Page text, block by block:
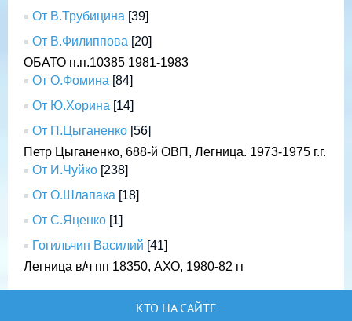
От В.Трубицина [39]
От В.Филиппова [20]
ОБАТО п.п.10385 1981-1983
От О.Фомина [84]
От Ю.Хорина [14]
От П.Цыганенко [56]
Петр Цыганенко, 688-й ОВП, Легница. 1973-1975 г.г.
От И.Чуйко [238]
От О.Шлапака [18]
От С.Яценко [1]
Гогильчин Василий [41]
Легница в/ч пп 18350, АХО, 1980-82 гг
КТО НА САЙТЕ